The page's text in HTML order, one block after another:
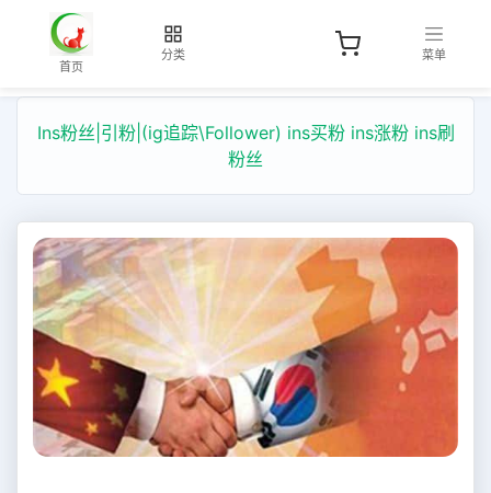
首页
分类 菜单
Ins粉丝|引粉|(ig追踪\Follower) ins买粉 ins涨粉 ins刷
粉丝